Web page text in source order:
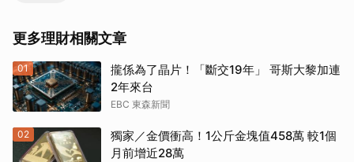
更多理財相關文章
01
攏係為了晶片！「斷交19年」 哥斯大黎加連
2年來台
EBC 東森新聞
02
獨家／金價衝高！1公斤金塊值458萬 較1個
月前增近28萬